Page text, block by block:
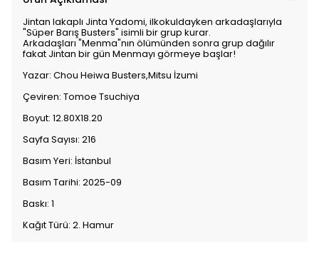
Jintan lakaplı Jinta Yadomi, ilkokuldayken arkadaşlarıyla
"Süper Barış Busters" isimli bir grup kurar.
Arkadaşları "Menma"nın ölümünden sonra grup dağılır
fakat Jintan bir gün Menmayı görmeye başlar!
Yazar: Chou Heiwa Busters,Mitsu İzumi
Çeviren: Tomoe Tsuchiya
Boyut: 12.80X18.20
Sayfa Sayısı: 216
Basım Yeri: İstanbul
Basım Tarihi: 2025-09
Baskı: 1
Kağıt Türü: 2. Hamur